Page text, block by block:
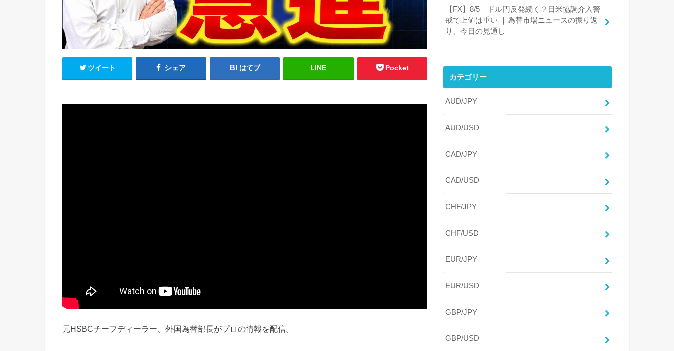
ツイート シェア はてブ LINE Pocket
元HSBCチーフディーラー、外国為替部長がプロの情報を配信。
【FX】8/5 ドル円反発続く？日米協調介入警
戒で上値は重い ｜為替市場ニュースの振り返
り、今日の見通し
カテゴリー
AUD/JPY
AUD/USD
CAD/JPY
CAD/USD
CHF/JPY
CHF/USD
EUR/JPY
EUR/USD
GBP/JPY
GBP/USD